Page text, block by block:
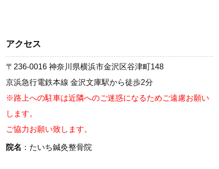
アクセス
〒236-0016 神奈川県横浜市金沢区谷津町148
京浜急行電鉄本線 金沢文庫駅から徒歩2分
※路上への駐車は近隣へのご迷惑になるためご遠慮お願い
します。
ご協力お願い致します。
院名 ：たいち鍼灸整骨院